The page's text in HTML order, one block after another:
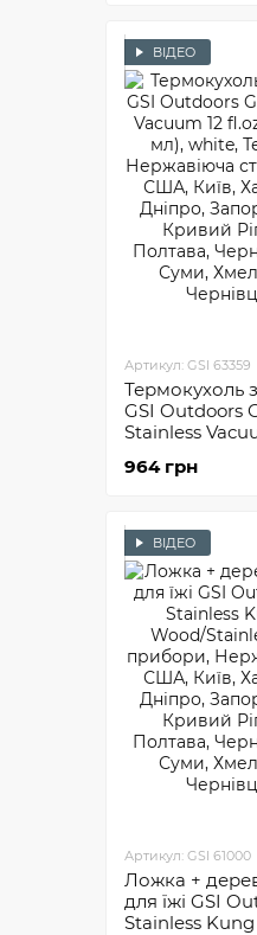
ВІДЕО
Артикул: GSI 63359
Термокухоль
GSI Outdoors
Stainless
964 грн
ВІДЕО
Артикул: GSI 61000
Ложка +
для їжі GSI
Stainless